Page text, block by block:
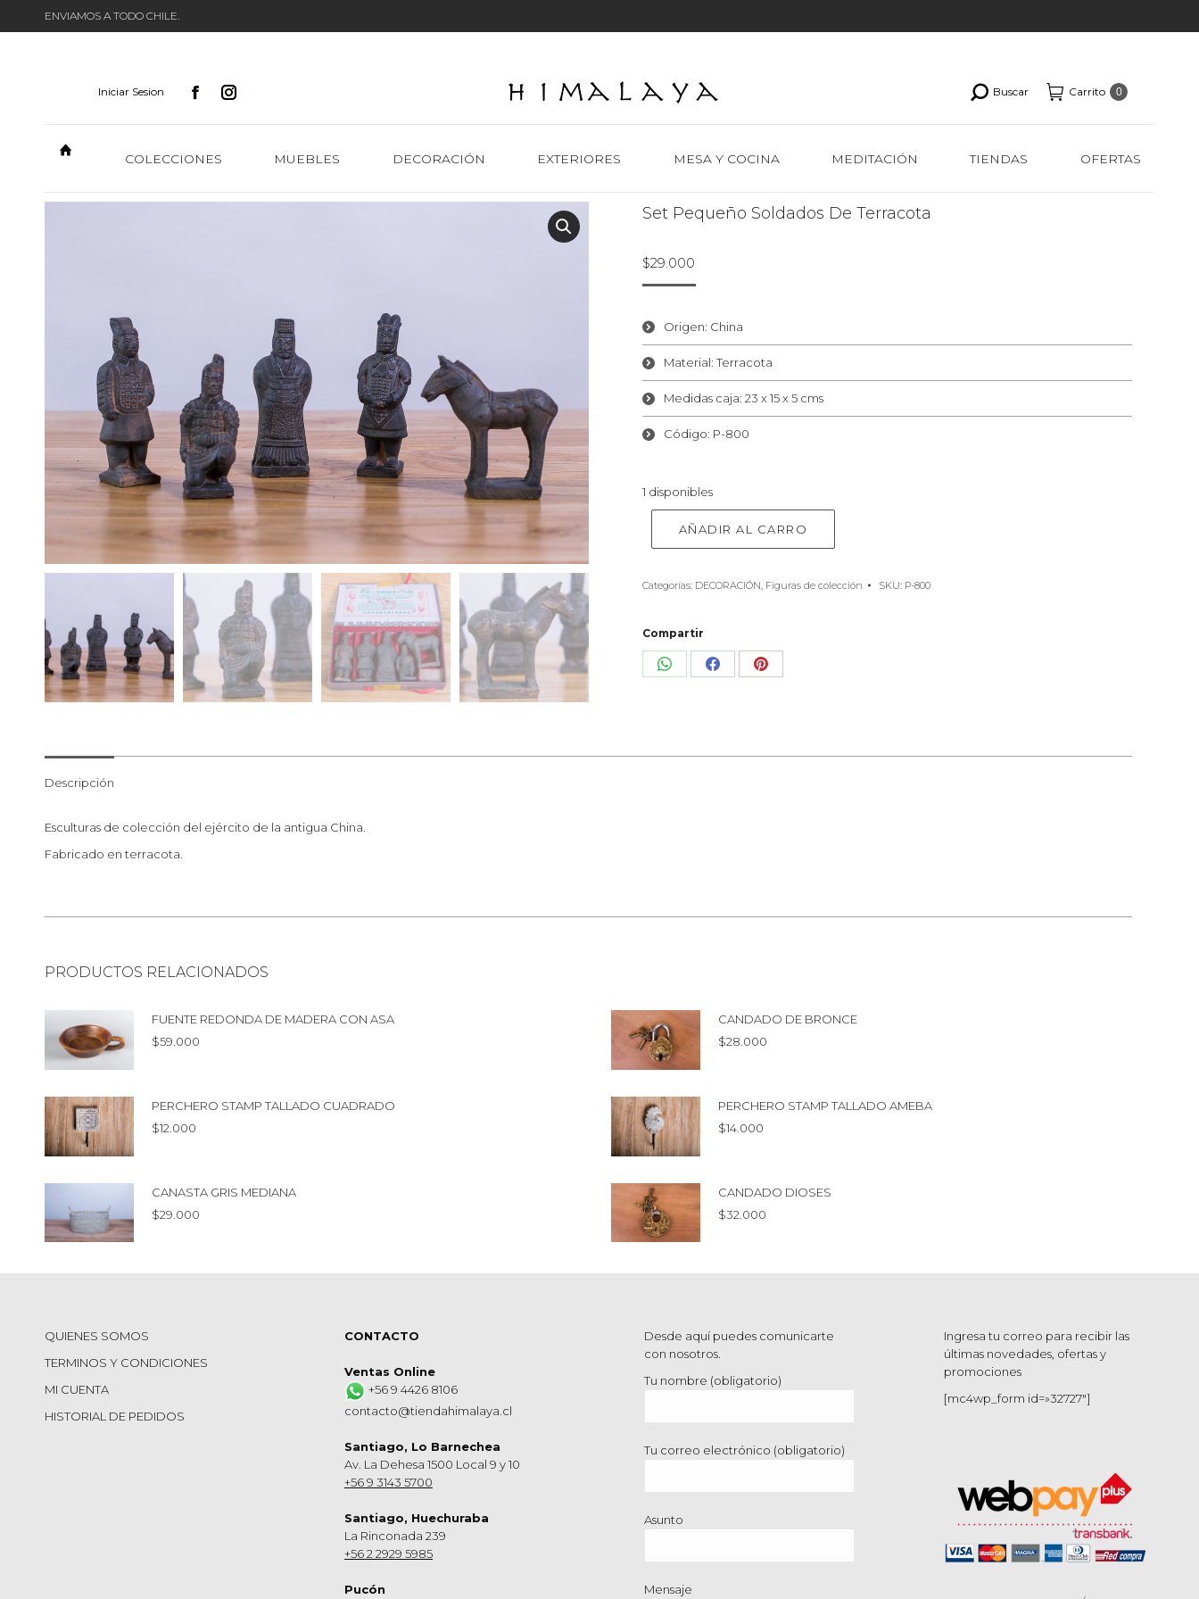
ENVIAMOS A TODO CHILE.
Iniciar Sesion Buscar Carrito 0
COLECCIONES MUEBLES DECORACIÓN EXTERIORES MESA Y COCINA MEDITACIÓN TIENDAS OFERTAS
Set Pequeño Soldados De Terracota
$29.000
Origen: China
Material: Terracota
Medidas caja: 23 x 15 x 5 cms
Código: P-800
1 disponibles
AÑADIR AL CARRO
Categorías: DECORACIÓN, Figuras de colección SKU: P-800
Compartir
Share Share Share
Descripción
Esculturas de colección del ejército de la antigua China.
Fabricado en terracota.
PRODUCTOS RELACIONADOS
FUENTE REDONDA DE MADERA CON ASA
$59.000
CANDADO DE BRONCE
$28.000
PERCHERO STAMP TALLADO CUADRADO
$12.000
PERCHERO STAMP TALLADO AMEBA
$14.000
CANASTA GRIS MEDIANA
$29.000
CANDADO DIOSES
$32.000
QUIENES SOMOS
TERMINOS Y CONDICIONES
MI CUENTA
HISTORIAL DE PEDIDOS
CONTACTO
Ventas Online
+56 9 4426 8106
contacto@tiendahimalaya.cl
Santiago, Lo Barnechea
Av. La Dehesa 1500 Local 9 y 10
+56 9 3143 5700
Santiago, Huechuraba
La Rinconada 239
+56 2 2929 5985
Pucón
Desde aquí puedes comunicarte
con nosotros.
Tu nombre (obligatorio)
Tu correo electrónico (obligatorio)
Asunto
Mensaje
Ingresa tu correo para recibir las
últimas novedades, ofertas y
promociones
[mc4wp_form id=»32727″]